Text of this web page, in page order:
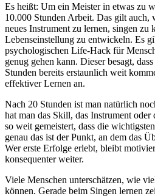
Es heißt: Um ein Meister in etwas zu
10.000 Stunden Arbeit. Das gilt auch,
neues Instrument zu lernen, singen zu
Lebenseinstellung zu entwickeln. Es
psychologischen Life-Hack für
genug gehen kann. Dieser besagt,
Stunden bereits erstaunlich weit
effektiver Lernen an.
Nach 20 Stunden ist man natürlich
hat man das Skill, das Instrument
so weit gemeistert, dass die
genau das ist der Punkt, an dem das
Wer erste Erfolge erlebt, bleibt
konsequenter weiter.
Viele Menschen unterschätzen, wie
können. Gerade beim Singen lernen